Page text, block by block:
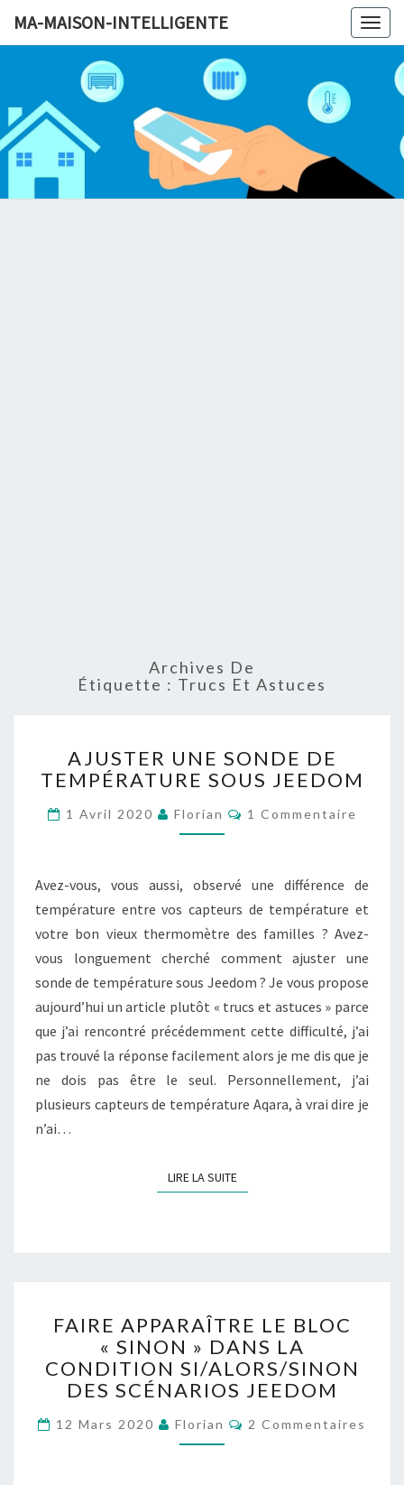
MA-MAISON-INTELLIGENTE
MA-
Archives De
Étiquette : Trucs Et Astuces
UNE
SONDE
TEMPÉRATURE
SOUS
AJUSTER UNE SONDE DE
TEMPÉRATURE SOUS JEEDOM
1 Avril 2020 Florian Commentaires
1 Commentaire
Avez-vous, vous aussi, observé une différence de
température entre vos capteurs de température et
votre bon vieux thermomètre des familles ? Avez-
vous longuement cherché comment ajuster une
sonde de température sous Jeedom ? Je vous propose
aujourd’hui un article plutôt « trucs et astuces » parce
que j’ai rencontré précédemment cette difficulté, j’ai
pas trouvé la réponse facilement alors je me dis que je
ne dois pas être le seul. Personnellement, j’ai
plusieurs capteurs de température Aqara, à vrai dire je
n’ai…
LIRE LA SUITELIRE LA SUITE
APPARAÎTRE
LE
BLOC
« SINON »
LA
CONDITION
FAIRE APPARAÎTRE LE BLOC
« SINON » DANS LA
CONDITION SI/ALORS/SINON
DES SCÉNARIOS JEEDOM
12 Mars 2020 Florian Commentaires
2 Commentaires